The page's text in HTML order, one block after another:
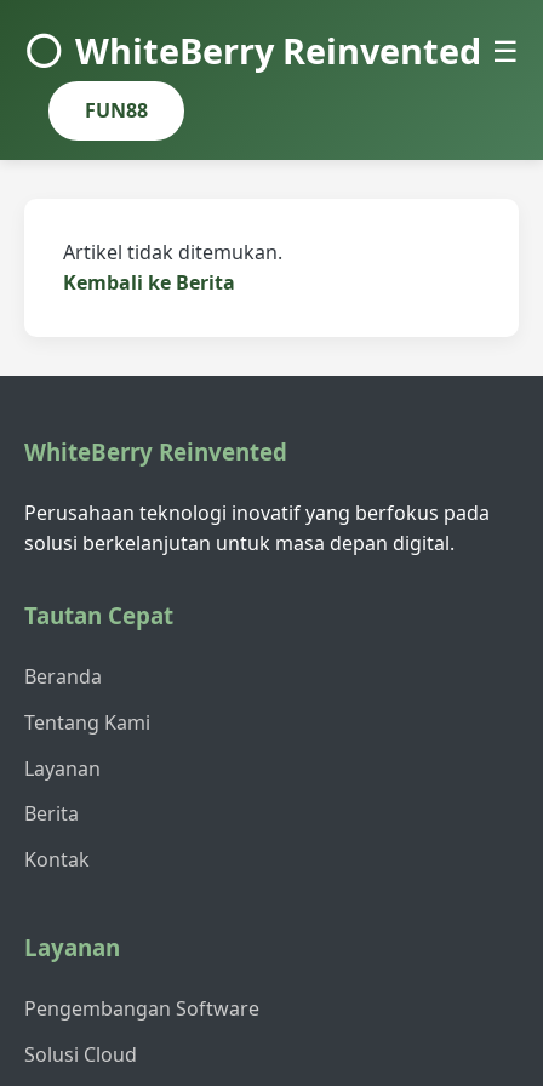
⚪ WhiteBerry Reinvented ☰
FUN88
Artikel tidak ditemukan.
Kembali ke Berita
WhiteBerry Reinvented
Perusahaan teknologi inovatif yang berfokus pada
solusi berkelanjutan untuk masa depan digital.
Tautan Cepat
Beranda
Tentang Kami
Layanan
Berita
Kontak
Layanan
Pengembangan Software
Solusi Cloud